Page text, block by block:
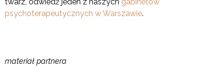
psychoterapeutycznych w Warszawie.
materiał partnera